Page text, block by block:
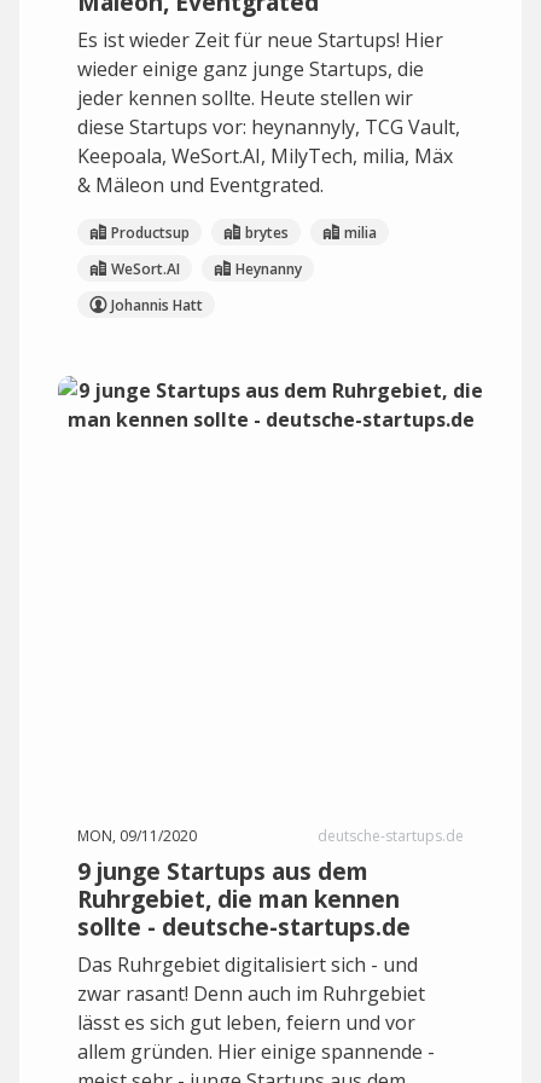
Es ist wieder Zeit für neue Startups! Hier
wieder einige ganz junge Startups, die
jeder kennen sollte. Heute stellen wir
diese Startups vor: heynannyly, TCG Vault,
Keepoala, WeSort.AI, MilyTech, milia, Mäx
& Mäleon und Eventgrated.
Productsup brytes
milia
WeSort.AI
Heynanny
Johannis Hatt
MON, 09/11/2020 deutsche-startups.de
9 junge Startups aus dem
Ruhrgebiet, die man kennen
sollte - deutsche-startups.de
Das Ruhrgebiet digitalisiert sich - und
zwar rasant! Denn auch im Ruhrgebiet
lässt es sich gut leben, feiern und vor
allem gründen. Hier einige spannende -